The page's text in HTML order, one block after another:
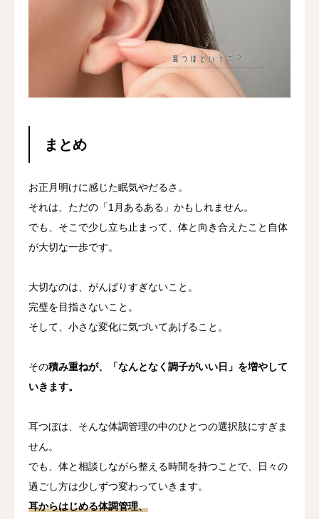
まとめ
お正月明けに感じた眠気やだるさ。
それは、ただの「1月あるある」かもしれません。
でも、そこで少し立ち止まって、体と向き合えたこと自体
が大切な一歩です。
大切なのは、がんばりすぎないこと。
完璧を目指さないこと。
そして、小さな変化に気づいてあげること。
その積み重ねが、「なんとなく調子がいい日」を増やして
いきます。
耳つぼは、そんな体調管理の中のひとつの選択肢にすぎま
せん。
でも、体と相談しながら整える時間を持つことで、日々の
過ごし方は少しずつ変わっていきます。
耳からはじめる体調管理、